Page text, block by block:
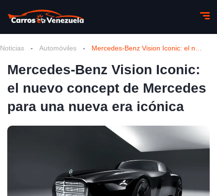
Noticias - Automóviles -
Mercedes-Benz Vision Iconic:
el nuevo concept de Mercedes
para una nueva era icónica